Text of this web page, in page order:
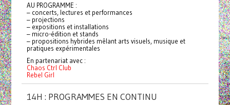
AU PROGRAMME :
– concerts, lectures et performances
– projections
– expositions et installations
– micro-édition et stands
– propositions hybrides mêlant arts visuels, musique et
pratiques expérimentales
En partenariat avec :
Chaos Ctrl Club
Rebel Girl
14H : PROGRAMMES EN CONTINU